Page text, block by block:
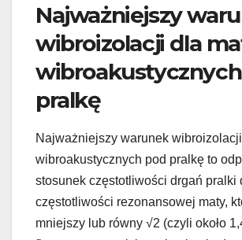
Najważniejszy
wibroizolacji dla
pralkę
Najważniejszy warunek
wibroakustycznych pod pralkę to
stosunek częstotliwości drgań pralki
częstotliwości rezonansowej maty,
mniejszy lub równy √2 (czyli około